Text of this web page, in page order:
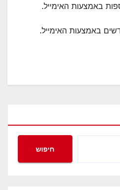
באמצעות האימייל.
באמצעות האימייל.
חיפוש